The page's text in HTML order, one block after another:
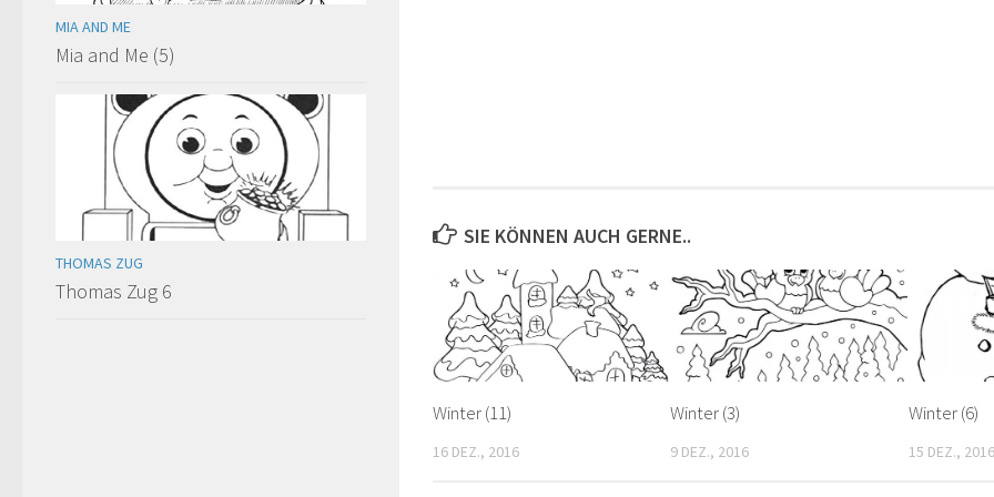
SIE KÖNNEN AUCH GERNE..
Winter (11)
16 DEZ., 2016
Winter (3)
9 DEZ., 2016
Winter (6)
15 DEZ., 2016
MIA AND ME
Mia and Me (5)
THOMAS ZUG
Thomas Zug 6